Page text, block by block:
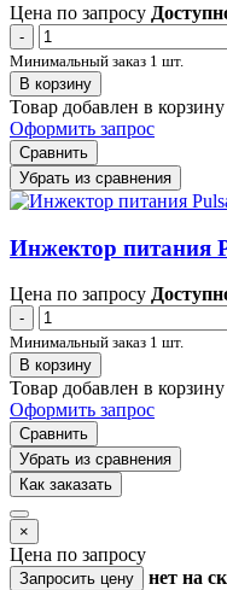
Цена по запросу
-
Минимальный заказ 1 шт.
В корзину
Товар добавлен в корзину
Оформить запрос
Сравнить
Убрать из сравнения
Инжектор питания
Цена по запросу
-
Минимальный заказ 1 шт.
В корзину
Товар добавлен в корзину
Оформить запрос
Сравнить
Убрать из сравнения
Как заказать
×
Цена по запросу
Запросить цену нет на